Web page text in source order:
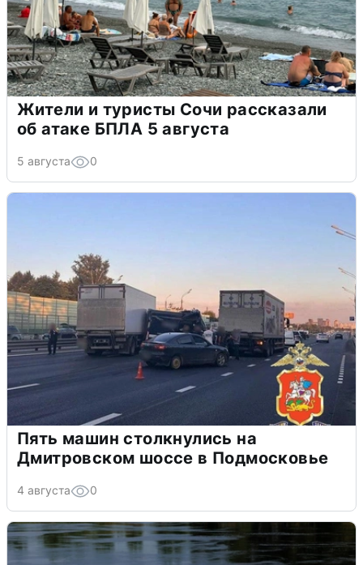
Жители и туристы Сочи рассказали
об атаке БПЛА 5 августа
5 августа 0
Пять машин столкнулись на
Дмитровском шоссе в Подмосковье
4 августа 0